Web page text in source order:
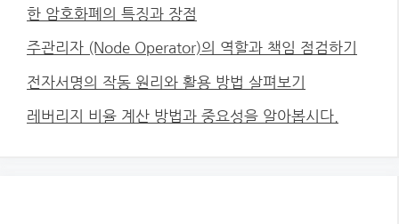
한 암호화폐의 특징과 장점
주관리자 (Node Operator)의 역할과 책임 점검하기
전자서명의 작동 원리와 활용 방법 살펴보기
레버리지 비율 계산 방법과 중요성을 알아봅시다.